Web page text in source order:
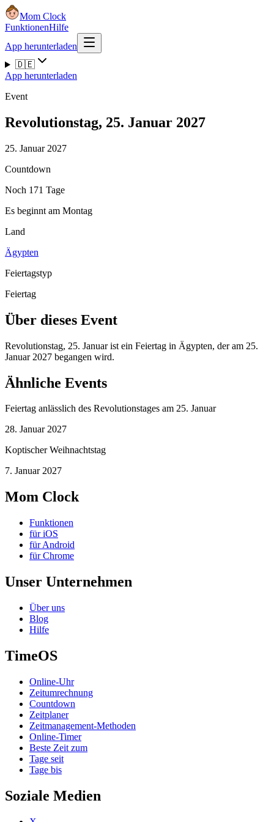
Mom Clock
FunktionenHilfe
App herunterladen
🇩🇪
App herunterladen
Event
Revolutionstag, 25. Januar 2027
25. Januar 2027
Countdown
Noch 171 Tage
Es beginnt am Montag
Land
Ägypten
Feiertagstyp
Feiertag
Über dieses Event
Revolutionstag, 25. Januar ist ein Feiertag in Ägypten, der am 25.
Januar 2027 begangen wird.
Ähnliche Events
Feiertag anlässlich des Revolutionstages am 25. Januar
28. Januar 2027
Koptischer Weihnachtstag
7. Januar 2027
Mom Clock
Funktionen
für iOS
für Android
für Chrome
Unser Unternehmen
Über uns
Blog
Hilfe
TimeOS
Online-Uhr
Zeitumrechnung
Countdown
Zeitplaner
Zeitmanagement-Methoden
Online-Timer
Beste Zeit zum
Tage seit
Tage bis
Soziale Medien